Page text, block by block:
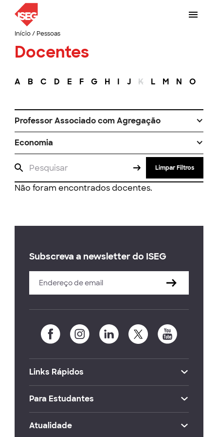
Início/ Pessoas
Docentes
A B C D E F G H I J K L M N O
Professor Associado com Agregação
Economia
Limpar Filtros
Não foram encontrados docentes.
Subscreva a newsletter do ISEG
Links Rápidos
Para Estudantes
Atualidade